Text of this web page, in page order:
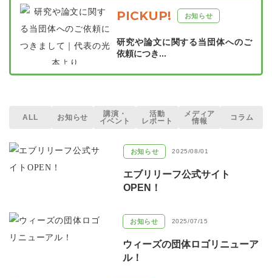
PICKUP! お知らせ
研究や論文に関する当団体へのご
依頼につき...
ALL お知らせ
講演・
イベント
活動
レポート
メディア
情報
コラム
お知らせ 2025/08/01
エブリリーフ公式サイト
OPEN！
お知らせ 2025/07/15
ウィーズの団体ロゴリニューア
ル！